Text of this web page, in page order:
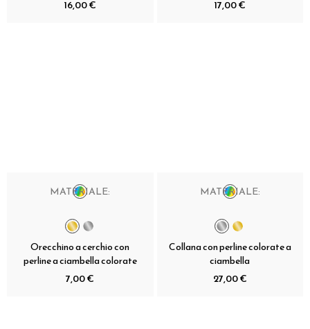
16,00 €
17,00 €
MATERIALE:
Orecchino a cerchio con
perline a ciambella colorate
7,00 €
MATERIALE:
Collana con perline colorate a
ciambella
27,00 €